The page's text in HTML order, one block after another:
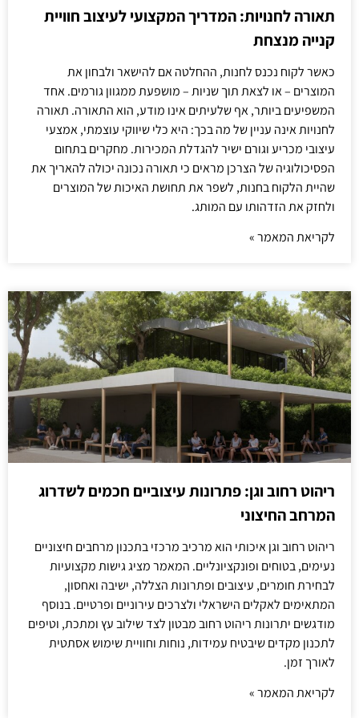
תאורה לחנויות: המדריך המקצועי לעיצוב חוויית
קנייה מנצחת
כאשר לקוח נכנס לחנות, ההחלטה אם להישאר ולבחון את
המוצרים – או לצאת תוך שניות – מושפעת ממגוון גורמים. אחד
המשפיעים ביותר, אף שלעיתים אינו מודע, הוא התאורה. תאורה
לחנויות אינה עניין של מה בכך: היא כלי שיווקי עוצמתי, אמצעי
עיצובי מכריע וגורם ישיר להגדלת המכירות. מחקרים בתחום
הפסיכולוגיה של הצרכן מראים כי תאורה נכונה יכולה להאריך את
שהיית הלקוח בחנות, לשפר את תחושת האיכות של המוצרים
ולחזק את הזדהותו עם המותג.
לקריאת המאמר »
ריהוט רחוב וגן: פתרונות עיצוביים חכמים לשדרוג
המרחב החיצוני
ריהוט רחוב וגן איכותי הוא מרכיב מרכזי בתכנון מרחבים חיצוניים
נעימים, בטוחים ופונקציונליים. המאמר מציג גישות מקצועיות
לבחירת חומרים, עיצובים ופתרונות הצללה, ישיבה ואחסון,
המתאימים לאקלים הישראלי ולצרכים עירוניים ופרטיים. בנוסף
מודגשים יתרונות ריהוט רחוב מבטון לצד שילוב עץ ומתכת, וטיפים
לתכנון מקדים שיבטיח עמידות, נוחות וחוויית שימוש אסתטית
לאורך זמן.
לקריאת המאמר »